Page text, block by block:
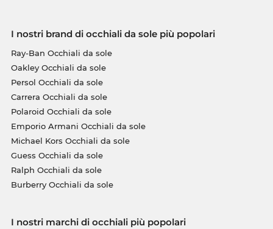
I nostri brand di occhiali da sole più popolari
Ray-Ban Occhiali da sole
Oakley Occhiali da sole
Persol Occhiali da sole
Carrera Occhiali da sole
Polaroid Occhiali da sole
Emporio Armani Occhiali da sole
Michael Kors Occhiali da sole
Guess Occhiali da sole
Ralph Occhiali da sole
Burberry Occhiali da sole
I nostri marchi di occhiali più popolari